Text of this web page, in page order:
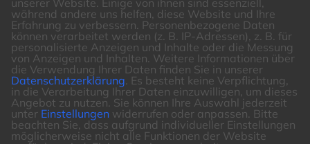
während andere uns helfen, diese Website und Ihre
Erfahrung zu verbessern. Personenbezogene Daten
können verarbeitet werden (z. B. IP-Adressen), z. B. für
personalisierte Anzeigen und Inhalte oder die Messung
von Anzeigen und Inhalten. Weitere Informationen über
die Verwendung Ihrer Daten finden Sie in unserer
Datenschutzerklärung Es besteht keine Verpflichtung,
in die Verarbeitung Ihrer Daten einzuwilligen, um dieses
Angebot zu nutzen. Sie können Ihre Auswahl jederzeit
unter Einstellungen widerrufen oder anpassen. Bitte
beachten Sie, dass aufgrund individueller Einstellungen
möglicherweise nicht alle Funktionen der Website